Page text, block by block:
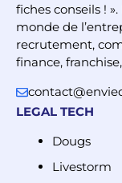
fiches conseils !
monde de
recrutement,
finance,
LEGAL TECH
Dougs
Livestorm